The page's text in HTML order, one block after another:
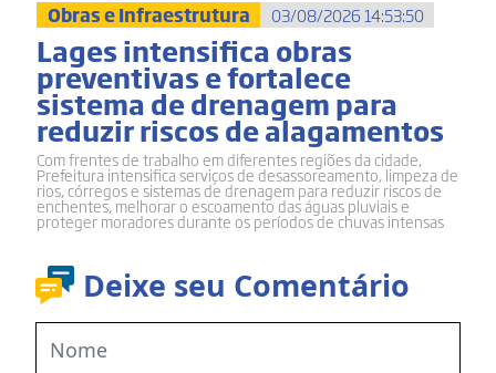
Deixe seu Comentário
Obras e Infraestrutura 03/08/2026 14:53:50
Lages intensifica obras
preventivas e fortalece
sistema de drenagem para
reduzir riscos de alagamentos
Com frentes de trabalho em diferentes regiões da cidade,
Prefeitura intensifica serviços de desassoreamento, limpeza de
rios, córregos e sistemas de drenagem para reduzir riscos de
enchentes, melhorar o escoamento das águas pluviais e
proteger moradores durante os períodos de chuvas intensas